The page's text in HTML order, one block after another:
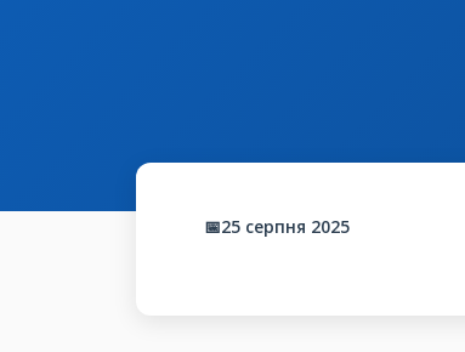
📅25 серпня 2025